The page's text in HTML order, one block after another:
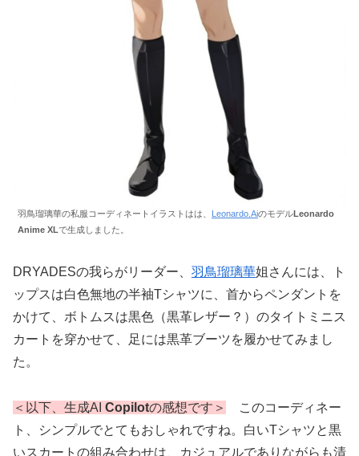
羽鳥瑠璃華の私服コーディネートイラストはは、 Leonardo.AiのモデルLeonardo
Anime XLで生成しました。
DRYADESの我らがリーダー、 羽鳥瑠璃華姐さんには、ト
ップスは白色無地の半袖Tシャツに、首からペンダントを
かけて、ボトムスは黒色（黒革レザー？）のタイトミニス
カートを穿かせて、足には黒革ブーツを履かせてみまし
た。
＜以下、生成AI Copilotの感想です＞
このコーディネー
ト、シンプルでとてもおしゃれですね。白いTシャツと黒
いスカートの組み合わせは、カジュアルでありながらも清